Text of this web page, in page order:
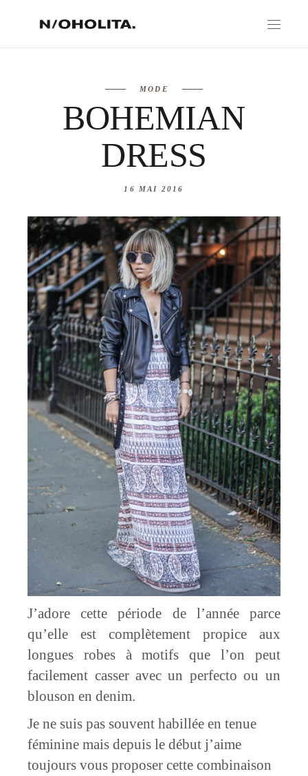
MODE
BOHEMIAN
DRESS
16 MAI 2016
J’adore cette période de l’année parce
qu’elle est complètement propice aux
longues robes à motifs que l’on peut
facilement casser avec un perfecto ou un
blouson en denim.
Je ne suis pas souvent habillée en tenue
féminine mais depuis le début j’aime
toujours vous proposer cette combinaison